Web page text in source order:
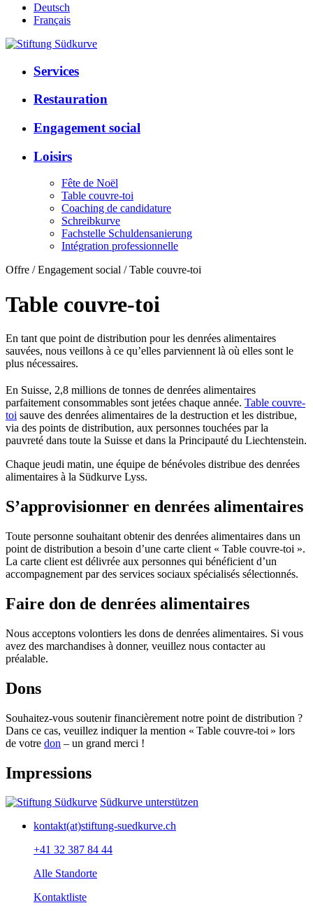
Deutsch
Français
Services
Restauration
Engagement social
Loisirs
Fête de Noël
Table couvre-toi
Coaching de candidature
Schreibkurve
Fachstelle Schuldensanierung
Intégration professionnelle
Offre / Engagement social / Table couvre-toi
Table couvre-toi
En tant que point de distribution pour les denrées alimentaires
sauvées, nous veillons à ce qu’elles parviennent là où elles sont le
plus nécessaires.
En Suisse, 2,8 millions de tonnes de denrées alimentaires
parfaitement consommables sont jetées chaque année. Table couvre-
toi sauve des denrées alimentaires de la destruction et les distribue,
via des points de distribution, aux personnes touchées par la
pauvreté dans toute la Suisse et dans la Principauté du Liechtenstein.
Chaque jeudi matin, une équipe de bénévoles distribue des denrées
alimentaires à la Südkurve Lyss.
S’approvisionner en denrées alimentaires
Toute personne souhaitant obtenir des denrées alimentaires dans un
point de distribution a besoin d’une carte client « Table couvre-toi ».
La carte client est délivrée aux personnes qui bénéficient d’un
accompagnement par des services sociaux spécialisés sélectionnés.
Faire don de denrées alimentaires
Nous acceptons volontiers les dons de denrées alimentaires. Si vous
avez des marchandises à donner, veuillez nous contacter au
préalable.
Dons
Souhaitez-vous soutenir financièrement notre point de distribution ?
Dans ce cas, veuillez indiquer la mention « Table couvre-toi » lors
de votre don – un grand merci !
Impressions
Südkurve unterstützen
kontakt(at)stiftung-suedkurve.ch
+41 32 387 84 44
Alle Standorte
Kontaktliste